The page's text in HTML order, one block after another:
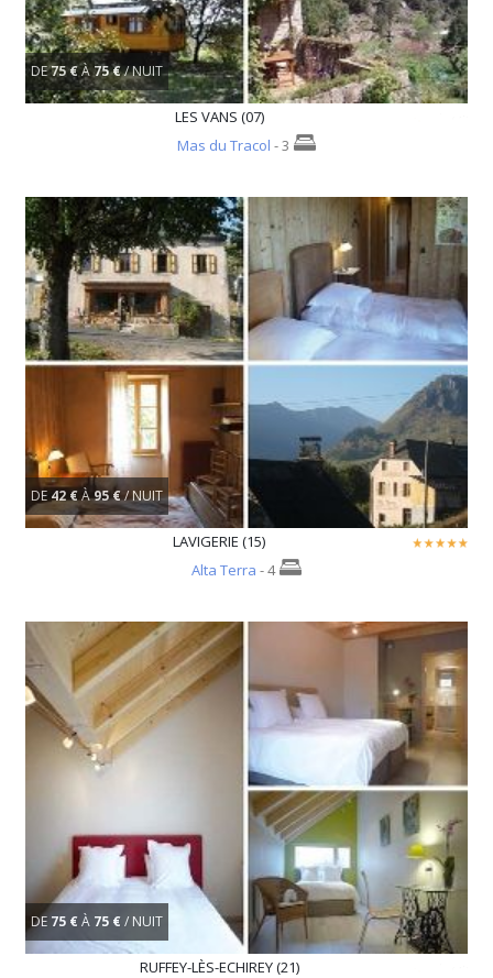
DE75 €À75 €/ NUIT
LES VANS (07)
Mas du Tracol - 3
DE 42 €À95 €/ NUIT
LAVIGERIE (15)
Alta Terra - 4
DE 75 €À 75 €/ NUIT
RUFFEY-LÈS-ECHIREY (21)